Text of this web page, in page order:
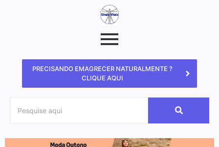
PRECISANDO EMAGRECER NATURALMENTE ?
CLIQUE AQUI